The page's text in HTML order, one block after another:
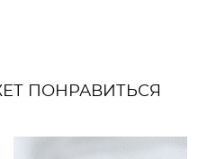
ПОНРАВИТЬСЯ